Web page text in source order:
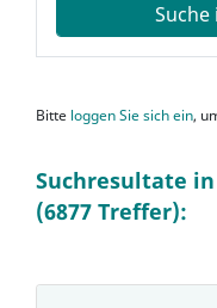
Bitte loggen Sie sich ein,
Suchresultate
(6877 Treffer):